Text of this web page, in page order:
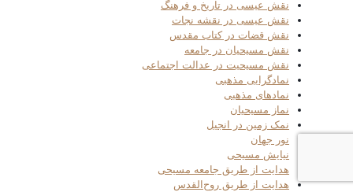
نقش عیسی در تاریخ و فرهنگ
نقش عیسی در نقشه نجات
نقش قضات در کتاب مقدس
نقش مسیحیان در جامعه
نقش مسیحیت در عدالت اجتماعی
نمادگرایی مذهبی
نمادهای مذهبی
نماز مسیحیان
نمک زمین در انجیل
نور جهان
نیایش مسیحی
هدایت از طریق جامعه مسیحی
هدایت از طریق روح‌القدس